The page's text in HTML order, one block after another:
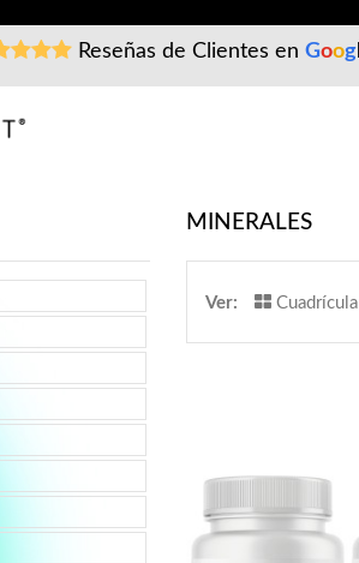
Reseñas de Clientes en Goog
MINERALES
Ver: Cuadrícula